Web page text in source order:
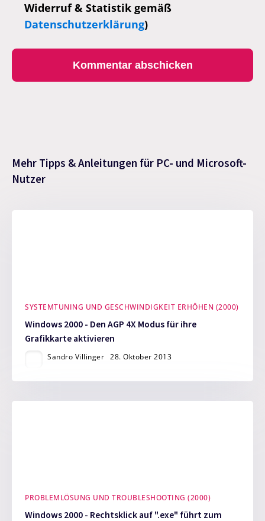
Widerruf & Statistik gemäß
Datenschutzerklärung)
Mehr Tipps & Anleitungen für PC- und Microsoft-
Nutzer
SYSTEMTUNING UND GESCHWINDIGKEIT ERHÖHEN (2000)
Windows 2000 - Den AGP 4X Modus für ihre
Grafikkarte aktivieren
Sandro Villinger 28. Oktober 2013
PROBLEMLÖSUNG UND TROUBLESHOOTING (2000)
Windows 2000 - Rechtsklick auf ".exe" führt zum